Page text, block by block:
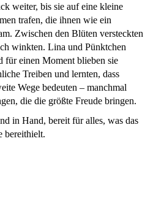
weiter, bis sie auf eine kleine
trafen, die ihnen wie ein
Zwischen den Blüten versteckten
winkten. Lina und Pünktchen
einen Moment blieben sie
Treiben und lernten, dass
Wege bedeuten – manchmal
die die größte Freude bringen.
in Hand, bereit für alles, was das
bereithielt.